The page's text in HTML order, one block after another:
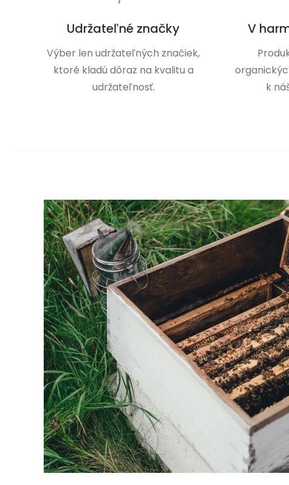
Udržateľné značky
Výber len udržateľných značiek,
ktoré kladú dôraz na kvalitu a
udržateľnosť.
V
k